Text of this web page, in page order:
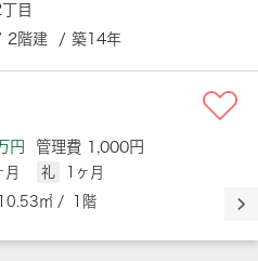
目
2階建 / 築14年
円 管理費 1,000円
月 礼
1ヶ月
㎡ / 1階